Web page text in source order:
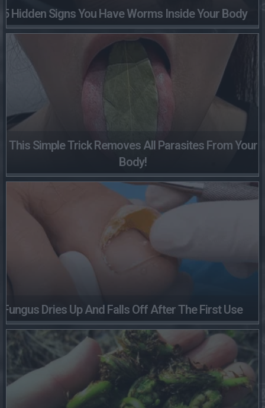
5 Hidden Signs You Have Worms Inside Your Body
This Simple Trick Removes All Parasites From Your
Body!
Fungus Dries Up And Falls Off After The First Use